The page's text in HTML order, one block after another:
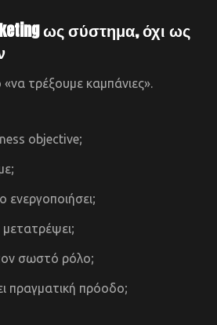
ως σύστημα, όχι ως
τρέξουμε καμπάνιες».
objective;
ενεργοποιήσει;
σωστό ρόλο;
πραγματική πρόοδο;